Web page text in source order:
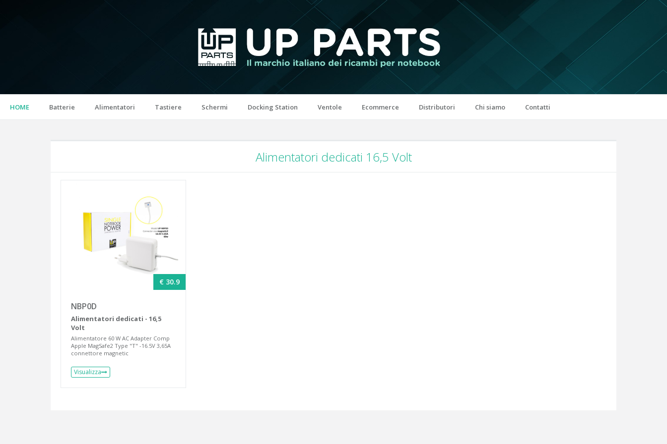
HOME Batterie Alimentatori Tastiere Schermi Docking Station Ventole Ecommerce Distributori Chi siamo Contatti
Alimentatori dedicati 16,5 Volt
€ 30.9
NBP0D
Alimentatori dedicati - 16,5
Volt
Alimentatore 60 W AC Adapter Comp
Apple MagSafe2 Type "T" -16.5V 3,65A
connettore magnetic
Visualizza